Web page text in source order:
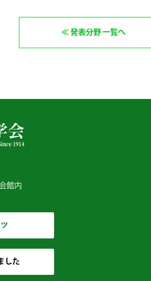
発表分野 一覧へ
館内
した